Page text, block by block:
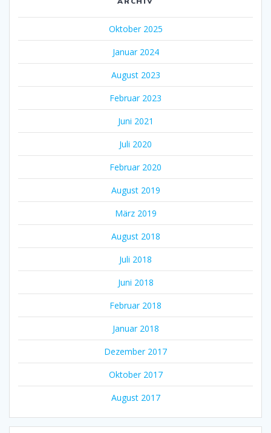
Oktober 2025
Januar 2024
August 2023
Februar 2023
Juni 2021
Juli 2020
Februar 2020
August 2019
März 2019
August 2018
Juli 2018
Juni 2018
Februar 2018
Januar 2018
Dezember 2017
Oktober 2017
August 2017